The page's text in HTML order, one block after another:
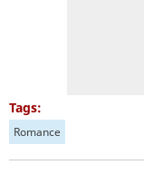
Tags:
Romance